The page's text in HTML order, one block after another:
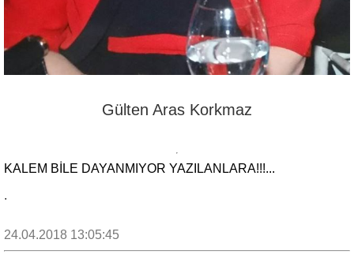
Gülten Aras Korkmaz
KALEM BİLE DAYANMIYOR YAZILANLARA!!!...
.
24.04.2018 13:05:45